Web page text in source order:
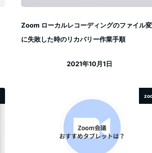
Zoom ローカルレコーディングのファイル
に失敗した時のリカバリー作業手順
2021年10月1日